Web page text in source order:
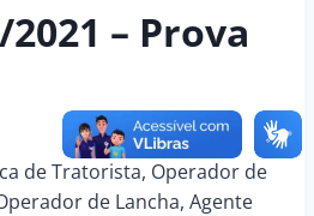
– Prova
de Tratorista, Operador de
de Lancha, Agente